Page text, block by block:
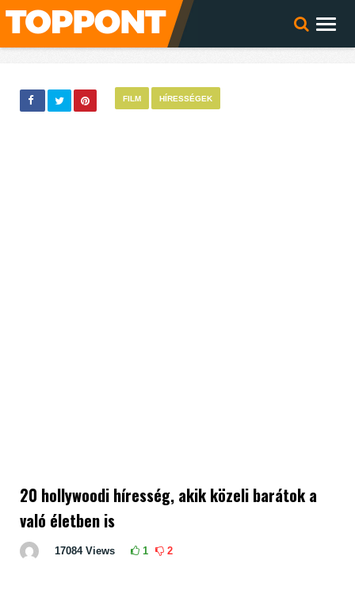
FILM HÍRESSÉGEK
20 hollywoodi híresség, akik közeli barátok a
való életben is
17084 Views 1 2